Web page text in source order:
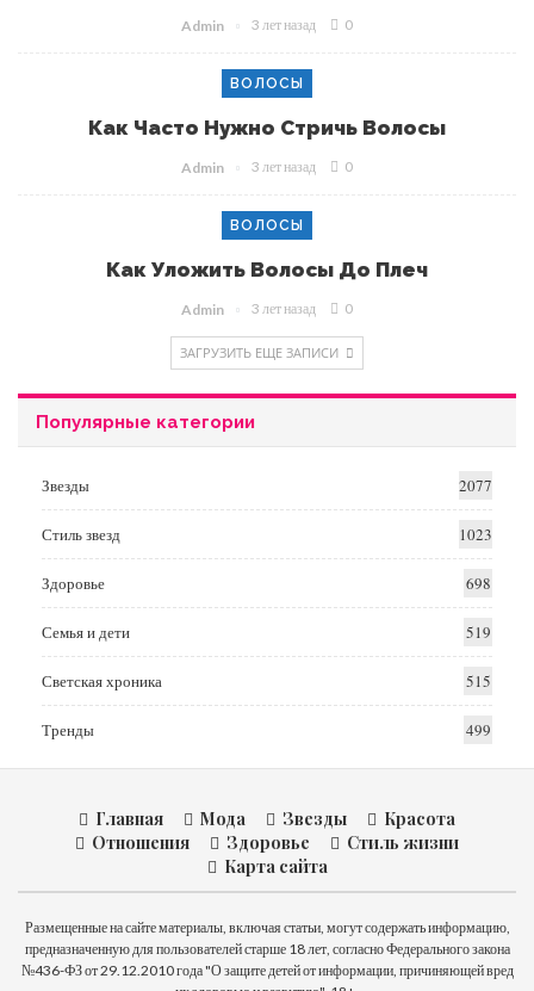
Admin 3 лет назад 0
ВОЛОСЫ
Как Часто Нужно Стричь Волосы
Admin 3 лет назад 0
ВОЛОСЫ
Как Уложить Волосы До Плеч
Admin 3 лет назад 0
ЗАГРУЗИТЬ ЕЩЕ ЗАПИСИ
Популярные категории
Звезды 2077
Стиль звезд 1023
Здоровье 698
Семья и дети 519
Светская хроника 515
Тренды 499
Главная Мода Звезды
Красота
Отношения
Здоровье
Стиль жизни
Карта сайта
Размещенные на сайте материалы, включая статьи, могут содержать информацию,
предназначенную для пользователей старше 18 лет, согласно Федерального закона
№436-ФЗ от 29.12.2010 года "О защите детей от информации, причиняющей вред